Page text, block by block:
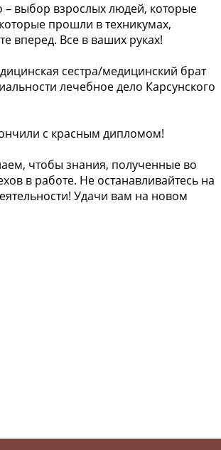
выбор взрослых людей, которые
прошли в техникумах,
вперед. Все в ваших руках!
сестра/медицинский брат
лечебное дело Карсунского
с красным дипломом!
чтобы знания, полученные во
в работе. Не останавливайтесь на
Удачи вам на новом